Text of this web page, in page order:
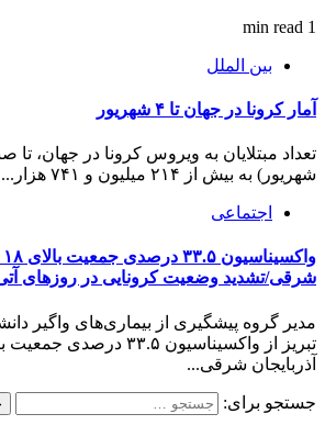
1 min read
بین الملل
آمار کرونا در جهان تا ۴ شهریور
شهریور) به بیش از ۲۱۴ میلیون و ۷۴۱ هزار...
اجتماعی
شرقی/تشدید وضعیت کرونایی در روزهای
مدیر گروه پیشگیری از بیماری‌های واگیر
آذربایجان شرقی...
جستجو برای: